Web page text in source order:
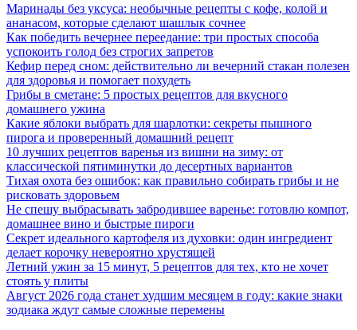
Маринады без уксуса: необычные рецепты с кофе, колой и
ананасом, которые сделают шашлык сочнее
Как победить вечернее переедание: три простых способа
успокоить голод без строгих запретов
Кефир перед сном: действительно ли вечерний стакан полезен
для здоровья и помогает похудеть
Грибы в сметане: 5 простых рецептов для вкусного
домашнего ужина
Какие яблоки выбрать для шарлотки: секреты пышного
пирога и проверенный домашний рецепт
10 лучших рецептов варенья из вишни на зиму: от
классической пятиминутки до десертных вариантов
Тихая охота без ошибок: как правильно собирать грибы и не
рисковать здоровьем
Не спешу выбрасывать забродившее варенье: готовлю компот,
домашнее вино и быстрые пироги
Секрет идеального картофеля из духовки: один ингредиент
делает корочку невероятно хрустящей
Летний ужин за 15 минут, 5 рецептов для тех, кто не хочет
стоять у плиты
Август 2026 года станет худшим месяцем в году: какие знаки
зодиака ждут самые сложные перемены